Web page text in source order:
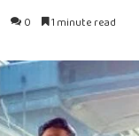
0 1 minute read